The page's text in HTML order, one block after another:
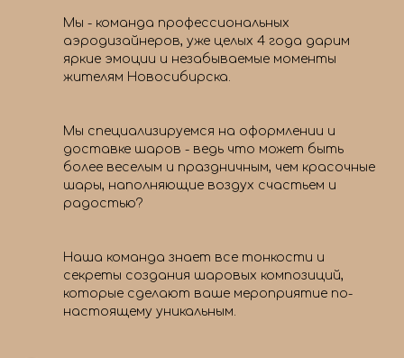
Мы - команда профессиональных
аэродизайнеров, уже целых 4 года дарим
яркие эмоции и незабываемые моменты
жителям Новосибирска.
Мы специализируемся на оформлении и
доставке шаров - ведь что может быть
более веселым и праздничным, чем красочные
шары, наполняющие воздух счастьем и
радостью?
Наша команда знает все тонкости и
секреты создания шаровых композиций,
которые сделают ваше мероприятие по-
настоящему уникальным.